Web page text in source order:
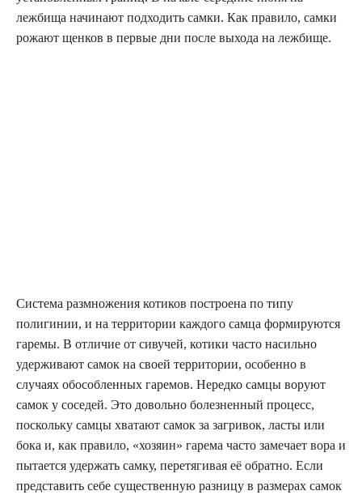
лежбища начинают подходить самки. Как правило, самки
рожают щенков в первые дни после выхода на лежбище.
Система размножения котиков построена по типу
полигинии, и на территории каждого самца формируются
гаремы. В отличие от сивучей, котики часто насильно
удерживают самок на своей территории, особенно в
случаях обособленных гаремов. Нередко самцы воруют
самок у соседей. Это довольно болезненный процесс,
поскольку самцы хватают самок за загривок, ласты или
бока и, как правило, «хозяин» гарема часто замечает вора и
пытается удержать самку, перетягивая её обратно. Если
представить себе существенную разницу в размерах самок